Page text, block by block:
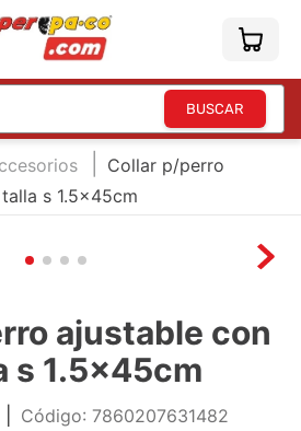
Collar p/perro
s 1.5x45cm
ajustable con
s 1.5x45cm
: 7860207631482